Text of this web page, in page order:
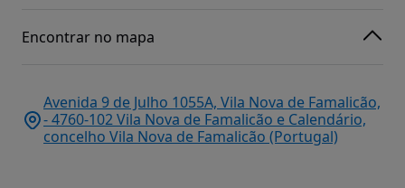
Encontrar no mapa
Avenida 9 de Julho 1055A, Vila Nova de Famalicão,
- 4760-102 Vila Nova de Famalicão e Calendário,
concelho Vila Nova de Famalicão (Portugal)